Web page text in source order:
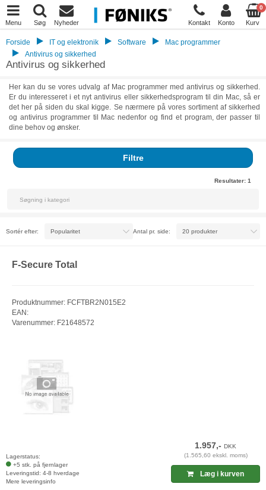
Menu Søg Nyheder Kontakt Konto
0
Kurv
Forside IT og elektronik Software
Mac programmer
Antivirus og sikkerhed
Antivirus og sikkerhed
Her kan du se vores udvalg af Mac programmer med antivirus og sikkerhed.
Er du interesseret i et nyt antivirus eller sikkerhedsprogram til din Mac, så er
det her på siden du skal kigge. Se nærmere på vores sortiment af sikkerhed
og antivirus programmer til Mac nedenfor og find et program, der passer til
dine behov og ønsker.
Filtre
Resultater: 1
Sortér efter: Antal pr. side:
F-Secure Total
Produktnummer: FCFTBR2N015E2
EAN:
Varenummer: F21648572
Lagerstatus:
+5 stk. på fjernlager
Leveringstid: 4-8 hverdage
Mere leveringsinfo
1.957,-DKK
(1.565,60 ekskl. moms)
Læg i kurven